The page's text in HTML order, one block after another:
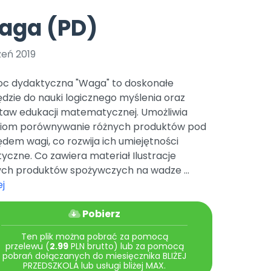
Archiwalne numery
Pomoc
Polecamy
Promocje
czerwca 2024 r. uzyskała
r. Nr decyzji:
Online.
Bliżej Pieska
Pomoc zwierzętom
TikTok
Zobacz nas na TikToku
YouTube
Filmy edukacyjne
(PD)
2019
dydaktyczna "Waga" to doskonałe
do nauki logicznego myślenia oraz
edukacji matematycznej. Umożliwia
porównywanie różnych produktów pod
wagi, co rozwija ich umiejętności
Co zawiera materiał Ilustracje
produktów spożywczych na wadze ...
Pobierz
Ten plik można pobrać za pomocą
przelewu (2.99PLN brutto) lub za pomocą
pobrań dołączanych do miesięcznika BLIŻEJ
PRZEDSZKOLA lub usługi bliżej MAX.